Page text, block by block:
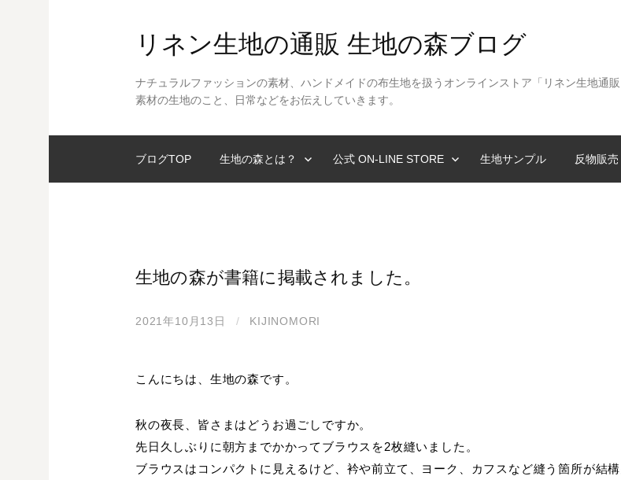
ッ
リネン生地の通販 生地の森ブログ
ナチュラルファッションの素材、ハンドメイドの布生地を扱うオンラインストア「リネン生地通
素材の生地のこと、日常などをお伝えしていきます。
ブログTOP 生地の森とは？ 公式 ON-LINE STORE 生地サンプル 反物販売
生地の森が書籍に掲載されました。
2021年10月13日 / KIJINOMORI
こんにちは、生地の森です。
秋の夜長、皆さまはどうお過ごしですか。
先日久しぶりに朝方までかかってブラウスを2枚縫いました。
ブラウスはコンパクトに見えるけど、衿や前立て、ヨーク、カフスなど縫う箇所が結